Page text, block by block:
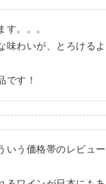
す。。。
味わいが、とろける
です！
いう価格帯のレビュ